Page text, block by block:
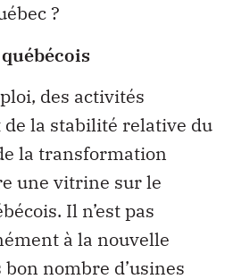
?
des activités
de la stabilité relative du
la transformation
une vitrine sur le
Il n’est pas
à la nouvelle
nombre d’usines